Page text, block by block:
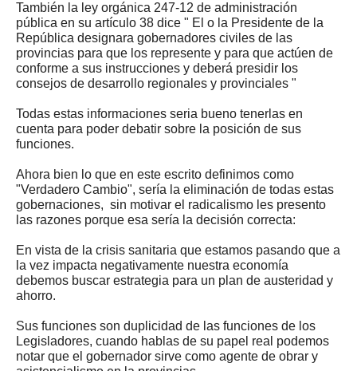
También la ley orgánica 247-12 de administración
pública en su artículo 38 dice " El o la Presidente de la
República designara gobernadores civiles de las
provincias para que los represente y para que actúen de
conforme a sus instrucciones y deberá presidir los
consejos de desarrollo regionales y provinciales "
Todas estas informaciones seria bueno tenerlas en
cuenta para poder debatir sobre la posición de sus
funciones.
Ahora bien lo que en este escrito definimos como
"Verdadero Cambio", sería la eliminación de todas estas
gobernaciones, sin motivar el radicalismo les presento
las razones porque esa sería la decisión correcta:
En vista de la crisis sanitaria que estamos pasando que a
la vez impacta negativamente nuestra economía
debemos buscar estrategia para un plan de austeridad y
ahorro.
Sus funciones son duplicidad de las funciones de los
Legisladores, cuando hablas de su papel real podemos
notar que el gobernador sirve como agente de obrar y